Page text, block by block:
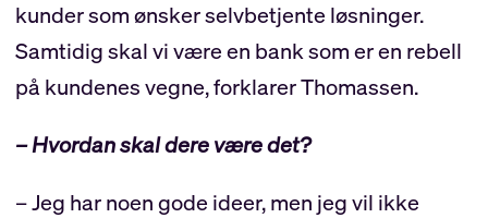
kunder som ønsker selvbetjente løsninger.
Samtidig skal vi være en bank som er en rebell
på kundenes vegne, forklarer Thomassen.
– Hvordan skal dere være det?
– Jeg har noen gode ideer, men jeg vil ikke